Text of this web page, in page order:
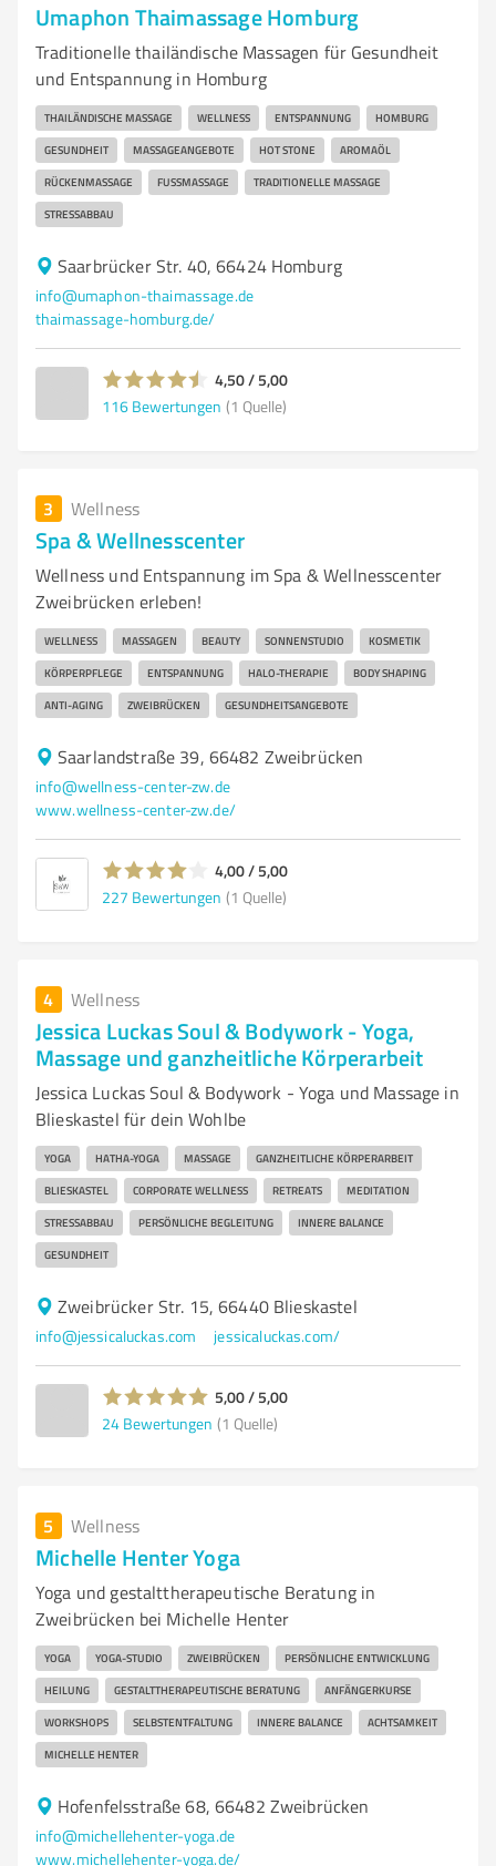
Umaphon Thaimassage Homburg
Traditionelle thailändische Massagen für Gesundheit
und Entspannung in Homburg
THAILÄNDISCHE MASSAGE WELLNESS ENTSPANNUNG HOMBURG
GESUNDHEIT MASSAGEANGEBOTE HOT STONE AROMAÖL
RÜCKENMASSAGE FUSSMASSAGE TRADITIONELLE MASSAGE
STRESSABBAU
Saarbrücker Str. 40, 66424 Homburg
info@umaphon-thaimassage.de
thaimassage-homburg.de/
4,50 / 5,00
116 Bewertungen (1 Quelle)
3 Wellness
Spa & Wellnesscenter
Wellness und Entspannung im Spa & Wellnesscenter
Zweibrücken erleben!
WELLNESS MASSAGEN BEAUTY SONNENSTUDIO KOSMETIK
KÖRPERPFLEGE ENTSPANNUNG HALO-THERAPIE BODY SHAPING
ANTI-AGING ZWEIBRÜCKEN GESUNDHEITSANGEBOTE
Saarlandstraße 39, 66482 Zweibrücken
info@wellness-center-zw.de
www.wellness-center-zw.de/
4,00 / 5,00
227 Bewertungen (1 Quelle)
4 Wellness
Jessica Luckas Soul & Bodywork - Yoga,
Massage und ganzheitliche Körperarbeit
Jessica Luckas Soul & Bodywork - Yoga und Massage in
Blieskastel für dein Wohlbe
YOGA HATHA-YOGA MASSAGE GANZHEITLICHE KÖRPERARBEIT
BLIESKASTEL CORPORATE WELLNESS RETREATS MEDITATION
STRESSABBAU PERSÖNLICHE BEGLEITUNG INNERE BALANCE
GESUNDHEIT
Zweibrücker Str. 15, 66440 Blieskastel
info@jessicaluckas.com jessicaluckas.com/
5,00 / 5,00
24 Bewertungen (1 Quelle)
5 Wellness
Michelle Henter Yoga
Yoga und gestalttherapeutische Beratung in
Zweibrücken bei Michelle Henter
YOGA YOGA-STUDIO ZWEIBRÜCKEN PERSÖNLICHE ENTWICKLUNG
HEILUNG GESTALTTHERAPEUTISCHE BERATUNG ANFÄNGERKURSE
WORKSHOPS SELBSTENTFALTUNG INNERE BALANCE ACHTSAMKEIT
MICHELLE HENTER
Hofenfelsstraße 68, 66482 Zweibrücken
info@michellehenter-yoga.de
www.michellehenter-yoga.de/